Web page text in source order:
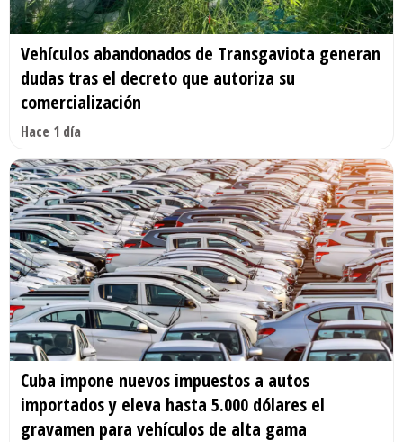
Vehículos abandonados de Transgaviota generan
dudas tras el decreto que autoriza su
comercialización
Hace 1 día
Cuba impone nuevos impuestos a autos
importados y eleva hasta 5.000 dólares el
gravamen para vehículos de alta gama